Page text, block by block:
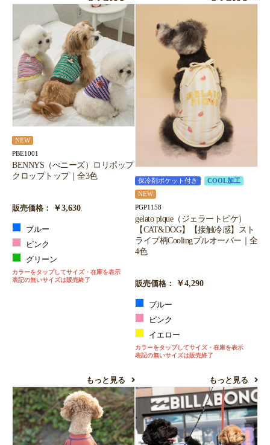
NEW
PBE1001
BENNYS（べニーズ）ロリポップ
クロップトップ｜全3色
販売価格： ￥3,630
ブルー
ピンク
グリーン
カラーをタップしてサイズ・在庫を表示
表記の無いサイズは販売終了
もっと見る
保冷剤ポケット付き
COOL加工
NEW
PGP1158
gelato pique（ジェラートピケ）
【CAT&DOG】【接触冷感】スト
ライプ柄Coolingプルオーバー｜全
4色
販売価格： ￥4,290
ブルー
ピンク
イエロー
カラーをタップしてサイズ・在庫を表示
表記の無いサイズは販売終了
もっと見る